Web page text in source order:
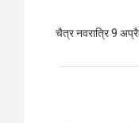
चैत्र नवरात्रि 9